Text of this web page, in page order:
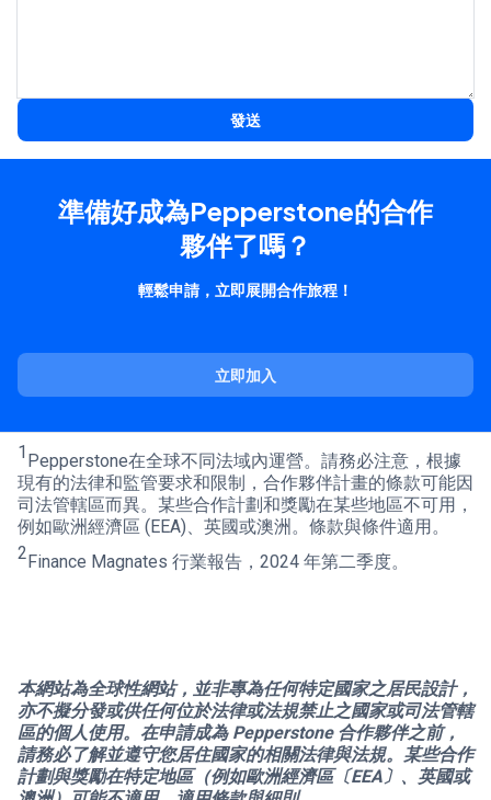
發送
準備好成為Pepperstone的合作
夥伴了嗎？
輕鬆申請，立即展開合作旅程！
立即加入
1Pepperstone在全球不同法域內運營。請務必注意，根據
現有的法律和監管要求和限制，合作夥伴計畫的條款可能因
司法管轄區而異。某些合作計劃和獎勵在某些地區不可用，
例如歐洲經濟區 (EEA)、英國或澳洲。條款與條件適用。
2Finance Magnates 行業報告，2024 年第二季度。
本網站為全球性網站，並非專為任何特定國家之居民設計，
亦不擬分發或供任何位於法律或法規禁止之國家或司法管轄
區的個人使用。在申請成為 Pepperstone 合作夥伴之前，
請務必了解並遵守您居住國家的相關法律與法規。某些合作
計劃與獎勵在特定地區（例如歐洲經濟區〔EEA〕、英國或